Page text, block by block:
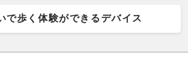
で歩く体験ができるデバイス